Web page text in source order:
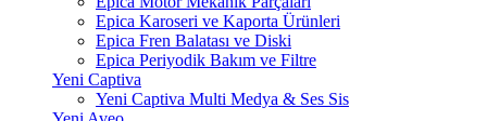
Epica Karoseri ve Kaporta Ürünleri
Epica Fren Balatası ve Diski
Epica Periyodik Bakım ve Filtre
Yeni Captiva
Yeni Captiva Multi Medya & Ses Sis